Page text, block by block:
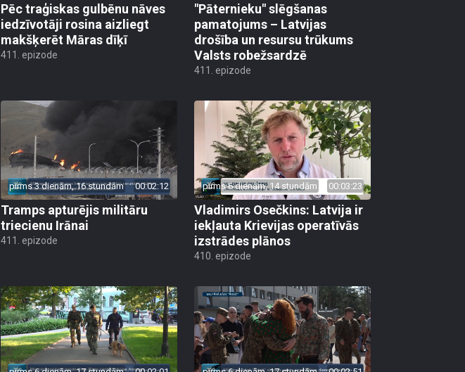
Pēc traģiskas gulbēnu nāves
iedzīvotāji rosina aizliegt
makšķerēt Māras dīķī
411. epizode
"Pāternieku" slēgšanas
pamatojums – Latvijas
drošība un resursu trūkums
Valsts robežsardzē
411. epizode
pirms 3 dienām, 16 stundām 00:02:12
Tramps apturējis militāru
triecienu Irānai
411. epizode
pirms 6 dienām, 14 stundām 00:03:23
Vladimirs Osečkins: Latvija ir
iekļauta Krievijas operatīvās
izstrādes plānos
410. epizode